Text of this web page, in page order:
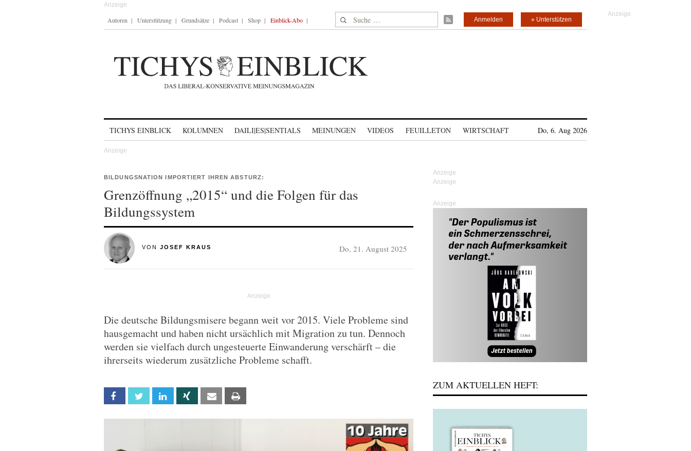
Autoren Unterstützung Grundsätze Podcast Shop Einblick-Abo Suche nach: » Unterstützen
Anmelden
TICHYS EINBLICK KOLUMNEN DAILI|ES|SENTIALS MEINUNGEN VIDEOS FEUILLETON WIRTSCHAFT Do, 6. Aug 2026
BILDUNGSNATION IMPORTIERT IHREN ABSTURZ:
Grenzöffnung „2015“ und die Folgen für das
Bildungssystem
VON JOSEF KRAUS Do, 21. August 2025
Die deutsche Bildungsmisere begann weit vor 2015. Viele Probleme sind
hausgemacht und haben nicht ursächlich mit Migration zu tun. Dennoch
werden sie vielfach durch ungesteuerte Einwanderung verschärft – die
ihrerseits wiederum zusätzliche Probleme schafft.
Facebook Twitter Linkedin Xing Email
Anzeige
ZUM AKTUELLEN HEFT: